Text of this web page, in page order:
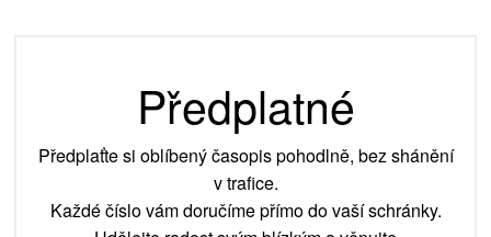
Předplatné
Předplaťte si oblíbený časopis pohodlně, bez shánění
v trafice.
Každé číslo vám doručíme přímo do vaší schránky.